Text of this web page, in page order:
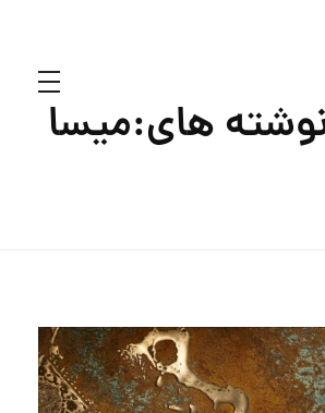
های:میسا